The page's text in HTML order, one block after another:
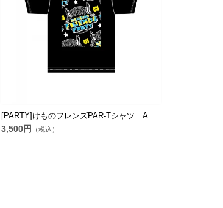
[PARTY]けものフレンズPAR-Tシャツ A
3,500円 （税込）